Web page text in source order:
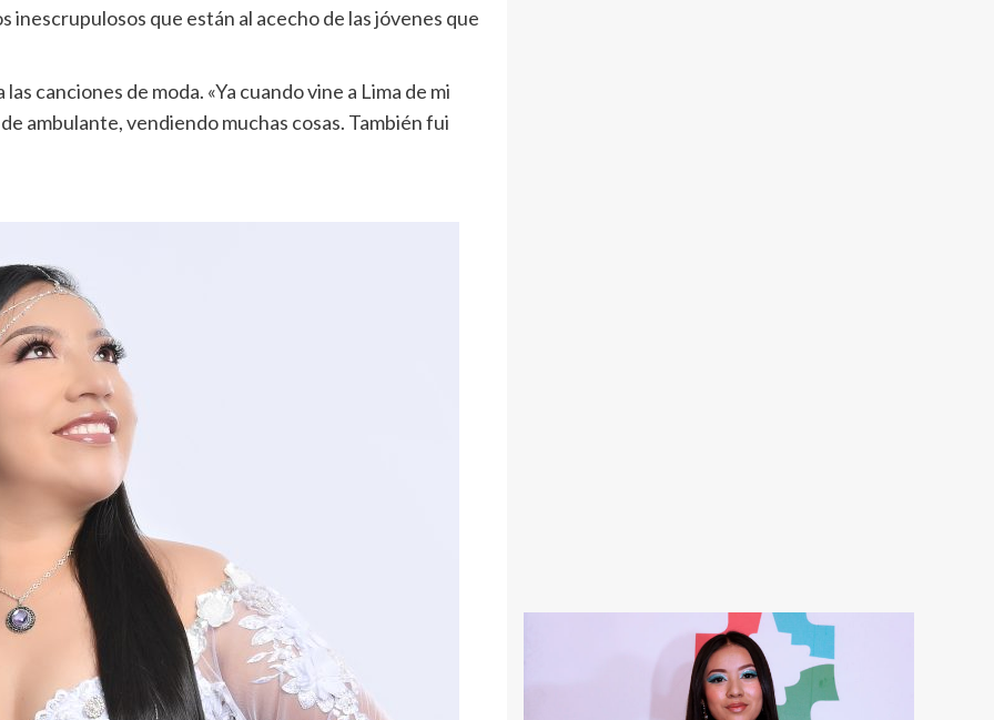
que están al acecho de las jóvenes que
canciones de moda. «Ya cuando vine a Lima de mi
ambulante, vendiendo muchas cosas. También fui